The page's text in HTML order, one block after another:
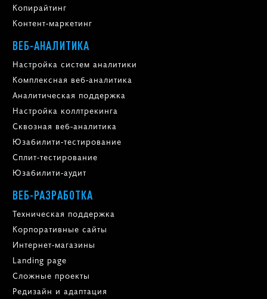
Копирайтинг
Контент-маркетинг
ВЕБ-АНАЛИТИКА
Настройка систем аналитики
Комплексная веб-аналитика
Аналитическая поддержка
Настройка коллтрекинга
Сквозная веб-аналитика
Юзабилити-тестирование
Сплит-тестирование
Юзабилити-аудит
ВЕБ-РАЗРАБОТКА
Техническая поддержка
Корпоративные сайты
Интернет-магазины
Landing page
Сложные проекты
Редизайн и адаптация